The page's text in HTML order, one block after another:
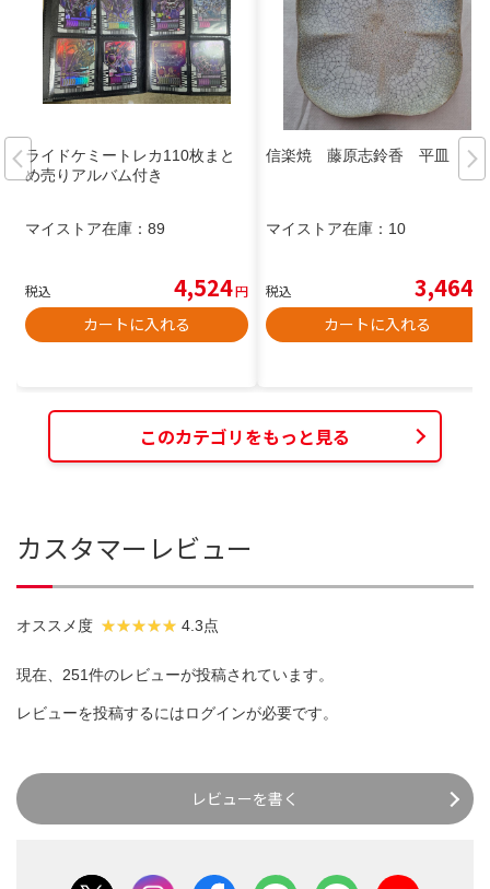
ライドケミートレカ110枚まと
め売りアルバム付き
マイストア在庫： 89
税込 4,524円
カートに入れる
信楽焼 藤原志鈴香 平皿
マイストア在庫： 10
税込 3,464
カートに入れる
このカテゴリをもっと見る
カスタマーレビュー
オススメ度 4.3点
現在、251件のレビューが投稿されています。
レビューを投稿するにはログインが必要です。
レビューを書く